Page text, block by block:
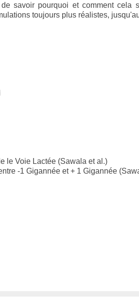
savoir pourquoi et comment cela
toujours plus réalistes,
le Voie Lactée (Sawala et al.)
-1 Gigannée et + 1 Gigannée